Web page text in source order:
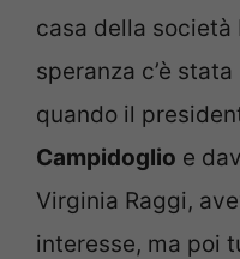
casa della società
speranza c’è stata
quando il
Campidoglio e
Virginia Raggi,
interesse, ma poi